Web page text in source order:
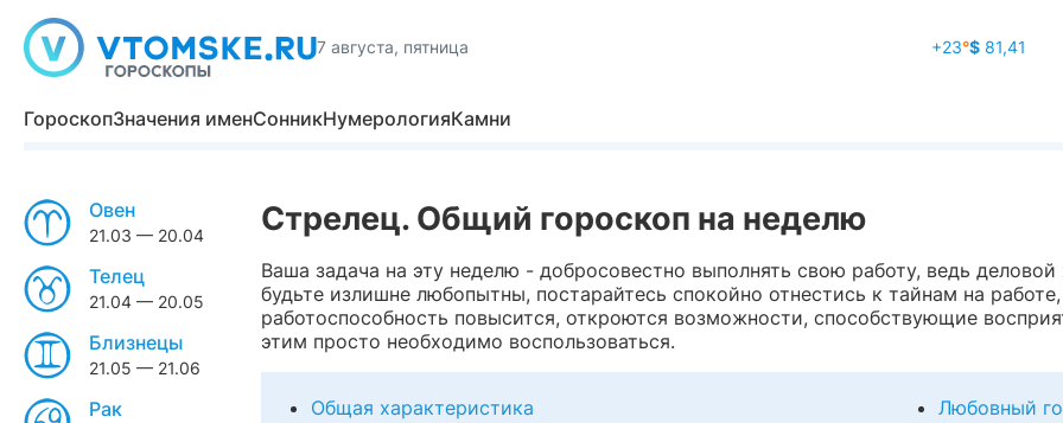
7 августа, пятница +23°$ 81,41
ГороскопЗначения именСонникНумерологияКамни
Овен
21.03 — 20.04
Телец
21.04 — 20.05
Близнецы
21.05 — 21.06
Рак
Стрелец. Общий гороскоп на неделю
Ваша задача на эту неделю - добросовестно выполнять свою работу, ведь
будьте излишне любопытны, постарайтесь спокойно отнестись к тайнам на
работоспособность повысится, откроются возможности, способствующие
этим просто необходимо воспользоваться.
Общая характеристика
Любовный